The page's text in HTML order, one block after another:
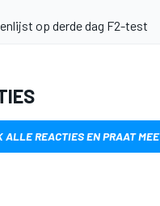
op derde dag F2-test
ALLE REACTIES EN PRAAT MEE